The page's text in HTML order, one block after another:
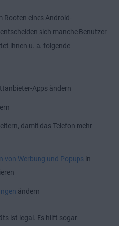
Rooten eines Android-
sich manche Benutzer
ihnen u. a. folgende
Apps ändern
damit das Telefon mehr
von Werbung und Popups in
ändern
ist legal. Es hilft sogar